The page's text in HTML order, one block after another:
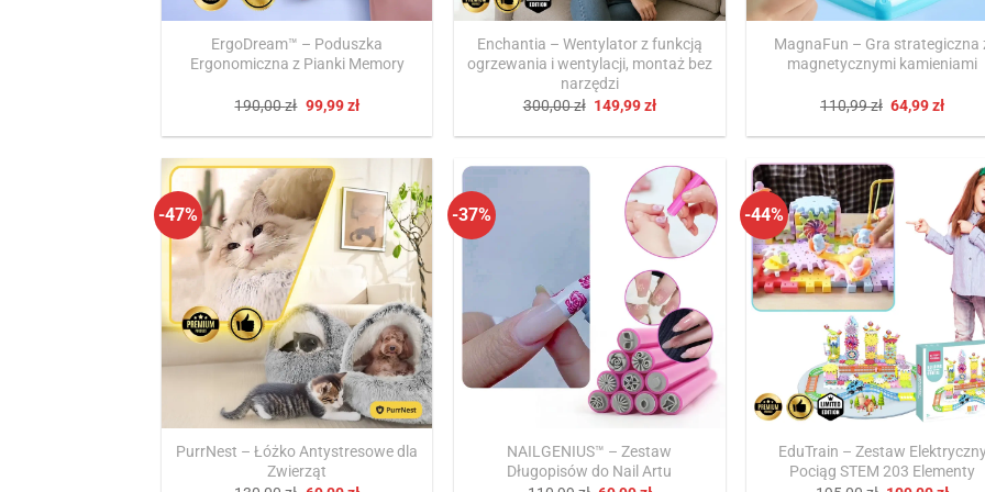
ErgoDream™ – Poduszka
Ergonomiczna z Pianki Memory
190,00zł Pierwotna
wynosiła:
99,99złAktualna
wynosi:
Enchantia – Wentylator z funkcją
ogrzewania i wentylacji, montaż bez
narzędzi
300,00zł Pierwotna
wynosiła:
149,99złAktualna
wynosi:
MagnaFun – Gra strategiczna
magnetycznymi kamieniami
110,99zł Pierwotna
wynosiła:
64,99zł
-47%
PurrNest – Łóżko Antystresowe dla
Zwierząt
-37%
NAILGENIUS™ – Zestaw
Długopisów do Nail Artu
-44%
EduTrain – Zestaw
Pociąg STEM 203 Elementy